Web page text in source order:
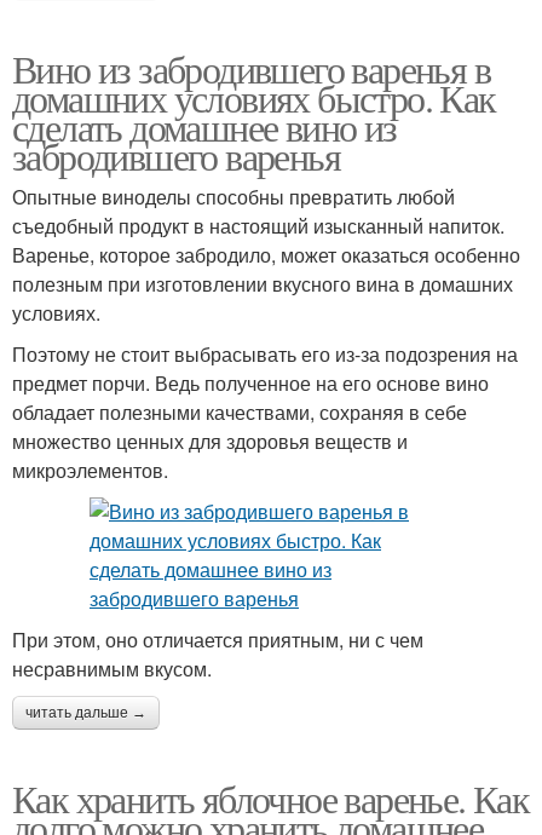
Вино из забродившего варенья в
домашних условиях быстро. Как
сделать домашнее вино из
забродившего варенья
Опытные виноделы способны превратить любой
съедобный продукт в настоящий изысканный напиток.
Варенье, которое забродило, может оказаться особенно
полезным при изготовлении вкусного вина в домашних
условиях.
Поэтому не стоит выбрасывать его из-за подозрения на
предмет порчи. Ведь полученное на его основе вино
обладает полезными качествами, сохраняя в себе
множество ценных для здоровья веществ и
микроэлементов.
При этом, оно отличается приятным, ни с чем
несравнимым вкусом.
читать дальше →
Как хранить яблочное варенье. Как